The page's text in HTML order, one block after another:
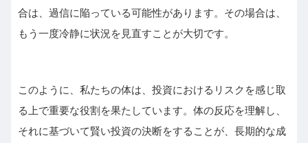
合は、過信に陥っている可能性があります。その場合は、
もう一度冷静に状況を見直すことが大切です。
このように、私たちの体は、投資におけるリスクを感じ取
る上で重要な役割を果たしています。体の反応を理解し、
それに基づいて賢い投資の決断をすることが、長期的な成